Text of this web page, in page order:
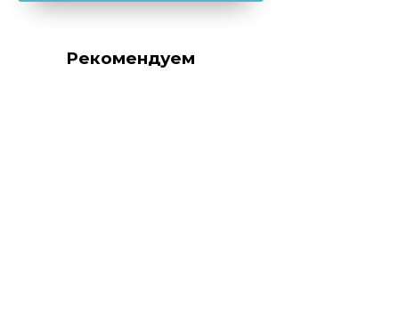
Рекомендуем